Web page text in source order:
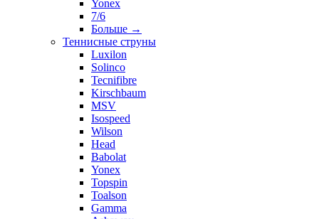
Yonex
7/6
Больше →
Теннисные струны
Luxilon
Solinco
Tecnifibre
Kirschbaum
MSV
Isospeed
Wilson
Head
Babolat
Yonex
Topspin
Toalson
Gamma